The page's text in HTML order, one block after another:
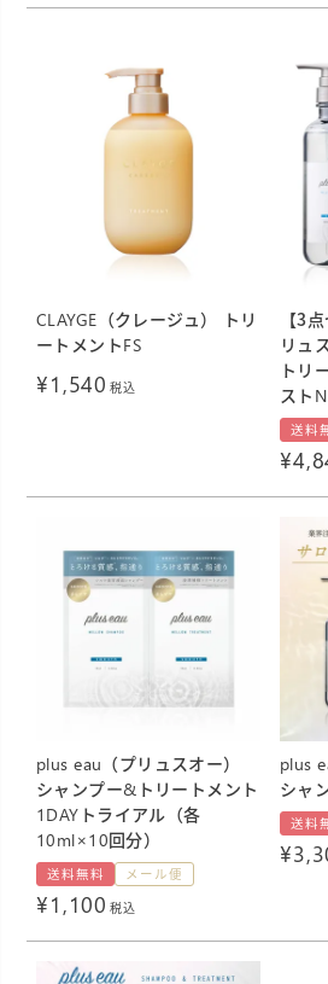
CLAYGE（クレージュ） トリ
ートメントFS
¥1,540 税込
【3
リュ
トリ
ストN
送料
¥
plus eau（プリュスオー）
シャンプー&トリートメント
1DAYトライアル（各
10ml×10回分）
送料無料 メール便
¥1,100 税込
plus
シャ
送料
¥